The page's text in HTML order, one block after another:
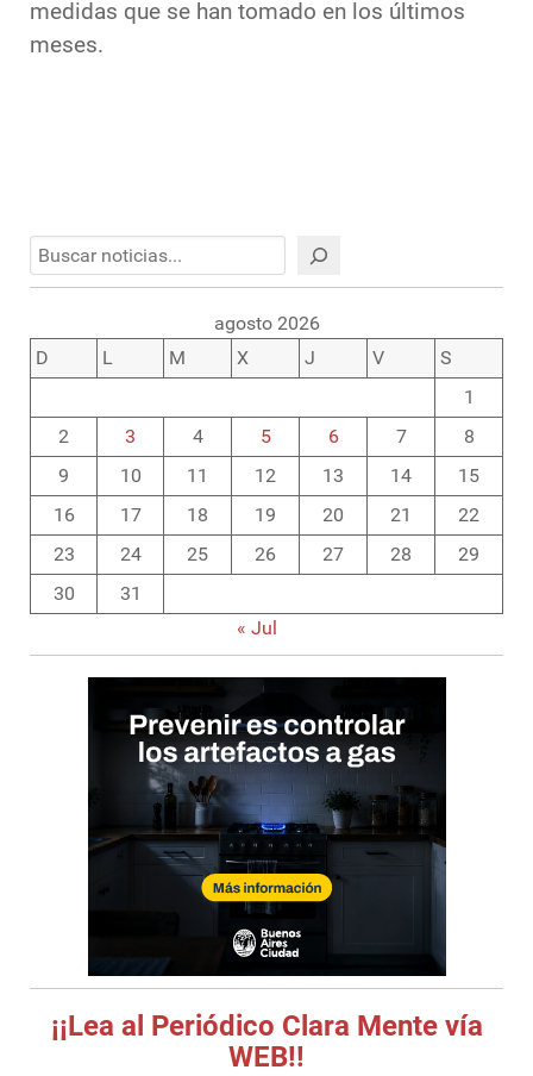
medidas que se han tomado en los últimos
meses.
Buscar
agosto 2026
D
L M X J V
S
1
2
3 4 5 6 7
8
9
10 11 12 13 14
15
16
17 18 19 20 21
22
23
24 25 26 27 28
29
30
31
« Jul
¡¡Lea al Periódico Clara Mente vía
WEB!!